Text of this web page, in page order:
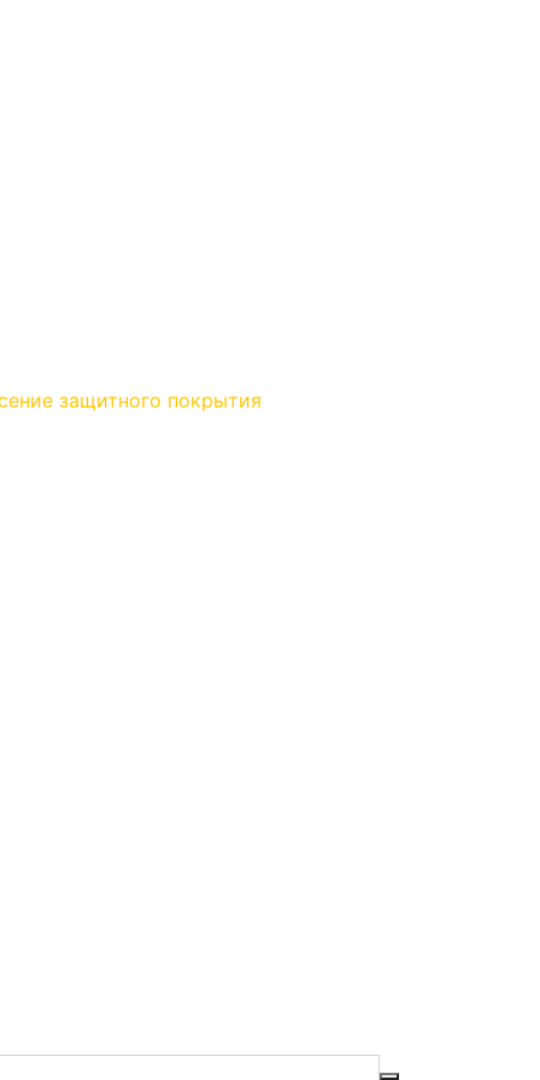
защитного покрытия